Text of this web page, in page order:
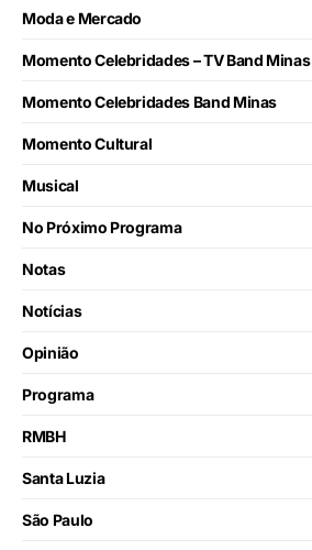
Moda e Mercado
Momento Celebridades – TV Band Minas
Momento Celebridades Band Minas
Momento Cultural
Musical
No Próximo Programa
Notas
Notícias
Opinião
Programa
RMBH
Santa Luzia
São Paulo